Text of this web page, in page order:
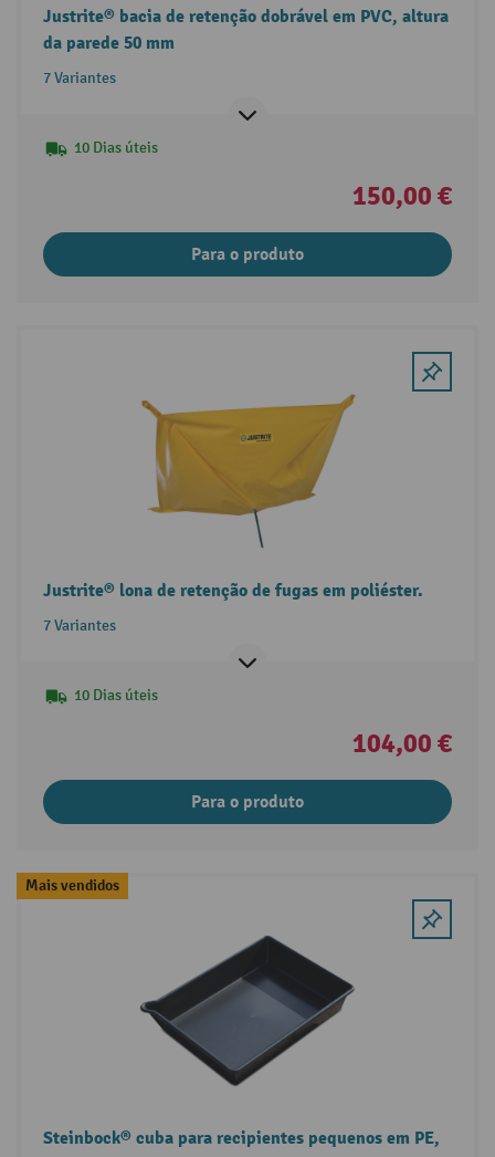
Justrite® bacia de retenção dobrável em PVC, altura
da parede 50 mm
7 Variantes
10 Dias úteis
150,00 €
Para o produto
Justrite® lona de retenção de fugas em poliéster.
7 Variantes
10 Dias úteis
104,00 €
Para o produto
Mais vendidos
Steinbock® cuba para recipientes pequenos em PE,